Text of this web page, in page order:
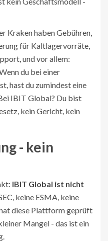
Kraken haben Gebühren,
für Kaltlagervorräte,
und vor allem:
du bei einer
hast du zumindest eine
IBIT Global? Du bist
kein Gericht, kein
- kein
IBIT Global ist nicht
keine ESMA, keine
diese Plattform geprüft
Mangel - das ist ein